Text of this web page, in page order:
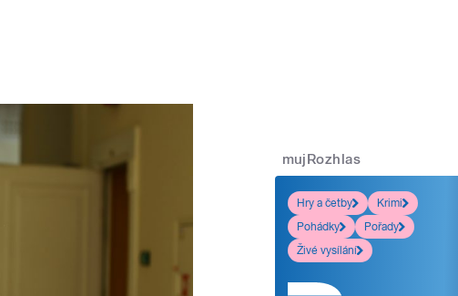
mujRozhlas
Hry a četby
Krimi
Pohádky
Pořady
Živé vysílání